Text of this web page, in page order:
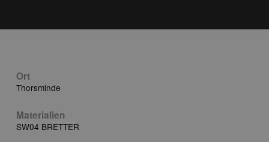
Ort
Thorsminde
Materialien
SW04 BRETTER